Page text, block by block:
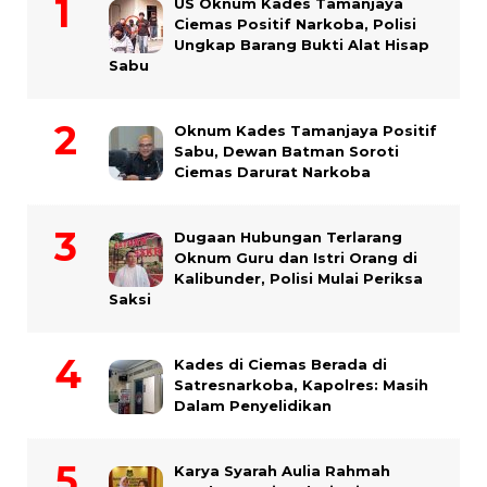
US Oknum Kades Tamanjaya
Ciemas Positif Narkoba, Polisi
Ungkap Barang Bukti Alat Hisap
Sabu
Oknum Kades Tamanjaya Positif
Sabu, Dewan Batman Soroti
Ciemas Darurat Narkoba
Dugaan Hubungan Terlarang
Oknum Guru dan Istri Orang di
Kalibunder, Polisi Mulai Periksa
Saksi
Kades di Ciemas Berada di
Satresnarkoba, Kapolres: Masih
Dalam Penyelidikan
Karya Syarah Aulia Rahmah